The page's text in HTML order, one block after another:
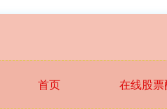
首页 在线股